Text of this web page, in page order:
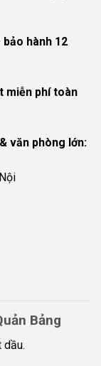
hành 12
miễn phí toàn
văn phòng lớn:
Bảng
dầu.